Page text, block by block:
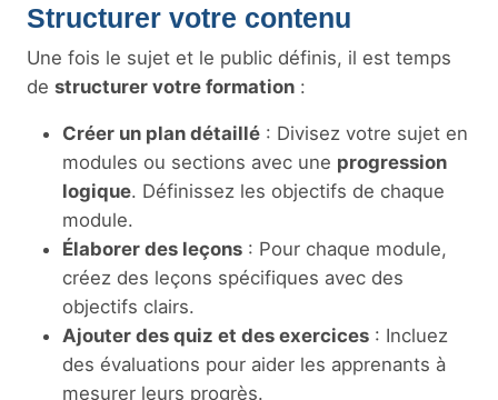
Structurer votre contenu
Une fois le sujet et le public définis, il est temps
de structurer votre formation :
Créer un plan détaillé : Divisez votre sujet en
modules ou sections avec une progression
logique. Définissez les objectifs de chaque
module.
Élaborer des leçons : Pour chaque module,
créez des leçons spécifiques avec des
objectifs clairs.
Ajouter des quiz et des exercices : Incluez
des évaluations pour aider les apprenants à
mesurer leurs progrès.